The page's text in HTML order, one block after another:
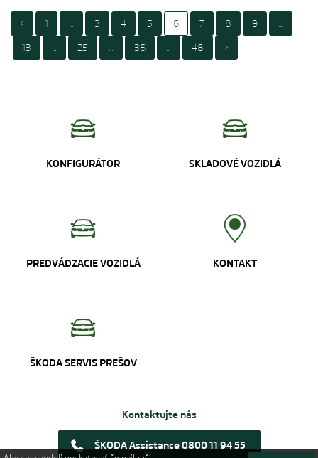
< 1 … 3 4 5 6 7 8 9 …
13 … 25 … 36 … 48 >
KONFIGURÁTOR SKLADOVÉ VOZIDLÁ
PREDVÁDZACIE VOZIDLÁ KONTAKT
ŠKODA SERVIS PREŠOV
Kontaktujte nás
ŠKODA Assistance 0800 11 94 55